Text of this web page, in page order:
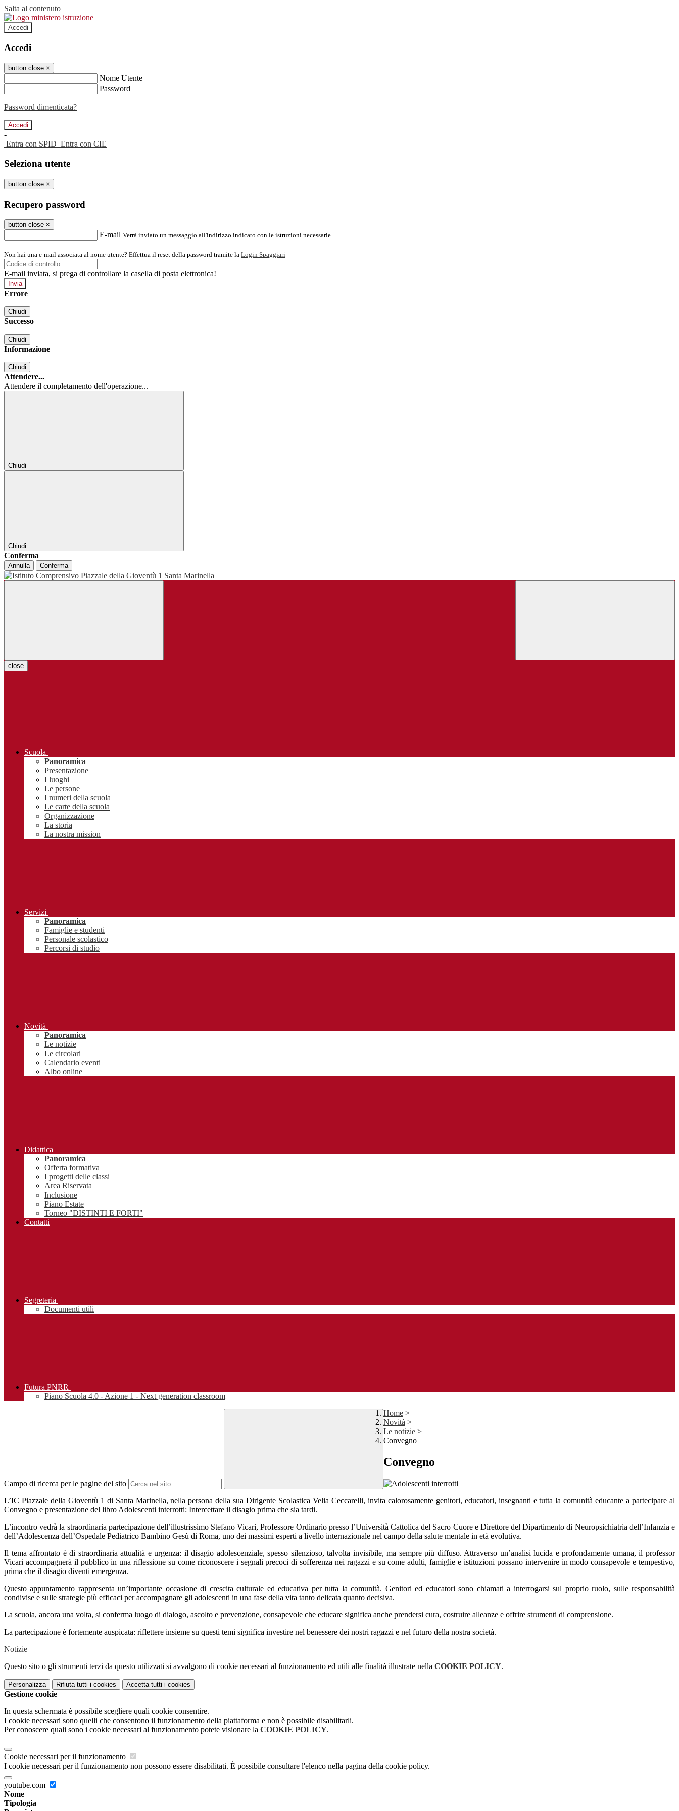
Salta al contenuto
Accedi
Accedi
button close ×
Nome Utente
Password
Password dimenticata?
-
Entra con SPID Entra con CIE
Seleziona utente
button close ×
Recupero password
button close ×
E-mail Verrà inviato un messaggio all'indirizzo indicato con le istruzioni necessarie.
Non hai una e-mail associata al nome utente? Effettua il reset della password tramite la Login Spaggiari
E-mail inviata, si prega di controllare la casella di posta elettronica!
Errore
Chiudi
Successo
Chiudi
Informazione
Chiudi
Attendere...
Attendere il completamento dell'operazione...
Chiudi
Chiudi
Conferma
Annulla Conferma
close
Scuola
Panoramica
Presentazione
I luoghi
Le persone
I numeri della scuola
Le carte della scuola
Organizzazione
La storia
La nostra mission
Servizi
Panoramica
Famiglie e studenti
Personale scolastico
Percorsi di studio
Novità
Panoramica
Le notizie
Le circolari
Calendario eventi
Albo online
Didattica
Panoramica
Offerta formativa
I progetti delle classi
Area Riservata
Inclusione
Piano Estate
Torneo "DISTINTI E FORTI"
Contatti
Segreteria
Documenti utili
Futura PNRR
Piano Scuola 4.0 - Azione 1 - Next generation classroom
Campo di ricerca per le pagine del sito
Home >
Novità >
Le notizie >
Convegno
Convegno
L’IC Piazzale della Gioventù 1 di Santa Marinella, nella persona della sua Dirigente Scolastica Velia Ceccarelli, invita calorosamente genitori, educatori, insegnanti e tutta la comunità educante a partecipare al
Convegno e presentazione del libro Adolescenti interrotti: Intercettare il disagio prima che sia tardi.
L’incontro vedrà la straordinaria partecipazione dell’illustrissimo Stefano Vicari, Professore Ordinario presso l’Università Cattolica del Sacro Cuore e Direttore del Dipartimento di Neuropsichiatria dell’Infanzia e
dell’Adolescenza dell’Ospedale Pediatrico Bambino Gesù di Roma, uno dei massimi esperti a livello internazionale nel campo della salute mentale in età evolutiva.
Il tema affrontato è di straordinaria attualità e urgenza: il disagio adolescenziale, spesso silenzioso, talvolta invisibile, ma sempre più diffuso. Attraverso un’analisi lucida e profondamente umana, il professor
Vicari accompagnerà il pubblico in una riflessione su come riconoscere i segnali precoci di sofferenza nei ragazzi e su come adulti, famiglie e istituzioni possano intervenire in modo consapevole e tempestivo,
prima che il disagio diventi emergenza.
Questo appuntamento rappresenta un’importante occasione di crescita culturale ed educativa per tutta la comunità. Genitori ed educatori sono chiamati a interrogarsi sul proprio ruolo, sulle responsabilità
condivise e sulle strategie più efficaci per accompagnare gli adolescenti in una fase della vita tanto delicata quanto decisiva.
La scuola, ancora una volta, si conferma luogo di dialogo, ascolto e prevenzione, consapevole che educare significa anche prendersi cura, costruire alleanze e offrire strumenti di comprensione.
La partecipazione è fortemente auspicata: riflettere insieme su questi temi significa investire nel benessere dei nostri ragazzi e nel futuro della nostra società.
Notizie
Questo sito o gli strumenti terzi da questo utilizzati si avvalgono di cookie necessari al funzionamento ed utili alle finalità illustrate nella COOKIE POLICY.
Personalizza Rifiuta tutti i cookies Accetta tutti i cookies
Gestione cookie
In questa schermata è possibile scegliere quali cookie consentire.
I cookie necessari sono quelli che consentono il funzionamento della piattaforma e non è possibile disabilitarli.
Per conoscere quali sono i cookie necessari al funzionamento potete visionare la COOKIE POLICY.
Cookie necessari per il funzionamento
I cookie necessari per il funzionamento non possono essere disabilitati. È possibile consultare l'elenco nella pagina della cookie policy.
youtube.com
Nome
Tipologia